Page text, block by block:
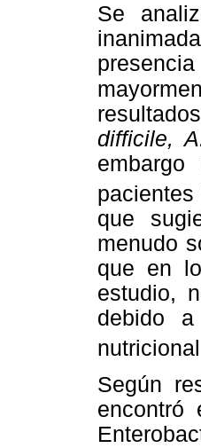
Se
difficile,
que
menudo
que en
estudio,
debido
Según
encontró